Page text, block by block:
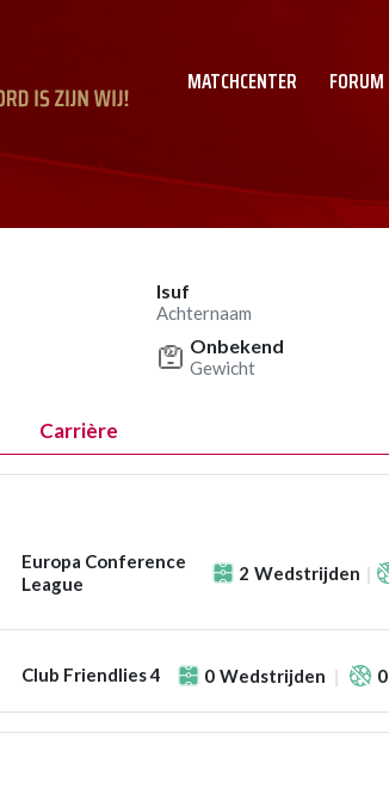
MATCHCENTER FORUM
Isuf
Achternaam
Onbekend
Gewicht
Carrière
Europa Conference
League
2 Wedstrijden
Club Friendlies 4 0 Wedstrijden 0